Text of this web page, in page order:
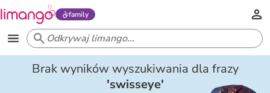
family
Brak wyników wyszukiwania dla frazy
'swisseye'